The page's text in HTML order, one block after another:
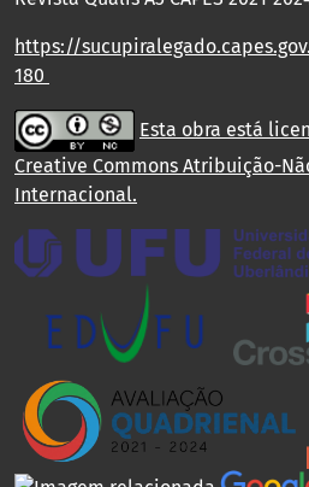
https://
180
Esta obra está
Creative Commons Atribuição-
Internacional.